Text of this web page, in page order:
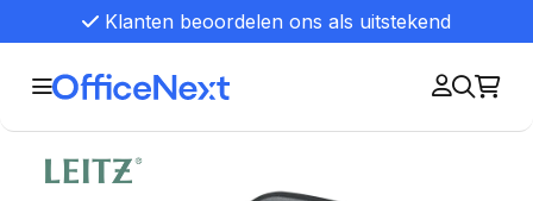
Klanten beoordelen ons als uitstekend